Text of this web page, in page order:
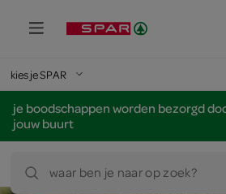
kies je SPAR
je boodschappen worden bezorgd
jouw buurt
waar ben je naar op zoek?